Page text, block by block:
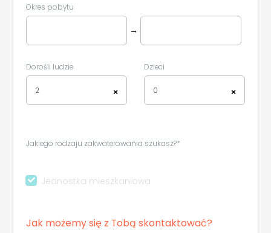
Okres pobytu
→
Dorośli ludzie
×
2
Dzieci
×
0
Jakiego rodzaju zakwaterowania szukasz?*
Jednostka mieszkaniowa
Jak możemy się z Tobą skontaktować?